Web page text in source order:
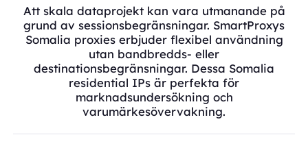
Att skala dataprojekt kan vara utmanande på
grund av sessionsbegränsningar. SmartProxys
Somalia proxies erbjuder flexibel användning
utan bandbredds- eller
destinationsbegränsningar. Dessa Somalia
residential IPs är perfekta för
marknadsundersökning och
varumärkesövervakning.